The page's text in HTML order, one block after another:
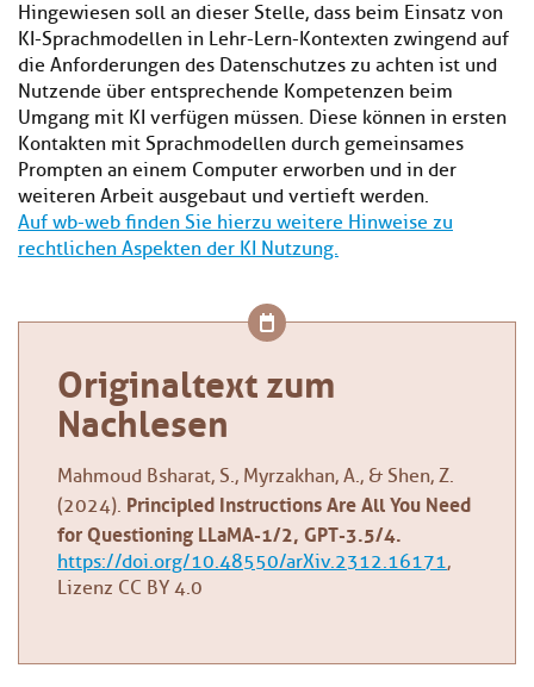
Hingewiesen soll an dieser Stelle, dass beim Einsatz von
KI-Sprachmodellen in Lehr-Lern-Kontexten zwingend auf
die Anforderungen des Datenschutzes zu achten ist und
Nutzende über entsprechende Kompetenzen beim
Umgang mit KI verfügen müssen. Diese können in ersten
Kontakten mit Sprachmodellen durch gemeinsames
Prompten an einem Computer erworben und in der
weiteren Arbeit ausgebaut und vertieft werden.
Auf wb-web finden Sie hierzu weitere Hinweise zu
rechtlichen Aspekten der KI Nutzung.
Originaltext zum
Nachlesen
Mahmoud Bsharat, S., Myrzakhan, A., & Shen, Z.
(2024). Principled Instructions Are All You Need
for Questioning LLaMA-1/2, GPT-3.5/4.
https://doi.org/10.48550/arXiv.2312.16171,
Lizenz CC BY 4.0